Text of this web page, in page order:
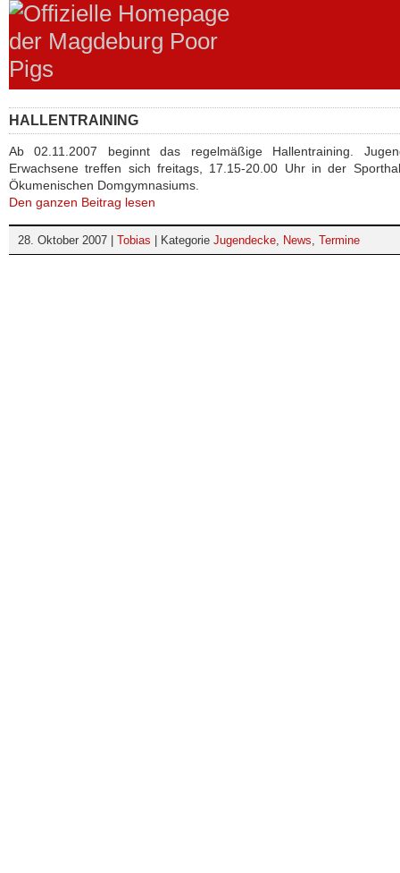
HALLENTRAINING
Ab 02.11.2007 beginnt das regelmäßige Hallentraining.
Erwachsene treffen sich freitags, 17.15-20.00 Uhr in der
Ökumenischen Domgymnasiums.
Den ganzen Beitrag lesen
28. Oktober 2007 | Tobias | Kategorie Jugendecke, News, Termine